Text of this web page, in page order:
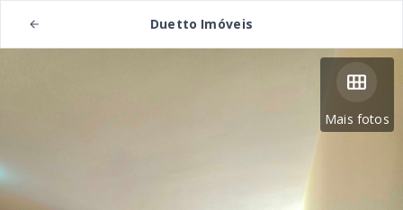
Duetto Imóveis
Mais fotos